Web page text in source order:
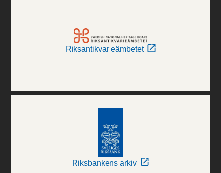
Riksantikvarieämbetet
Riksbankens arkiv